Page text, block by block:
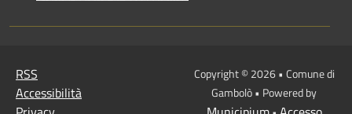
RSS
Accessibilità
Copyright © 2026 • Comune di
Gambolò • Powered by